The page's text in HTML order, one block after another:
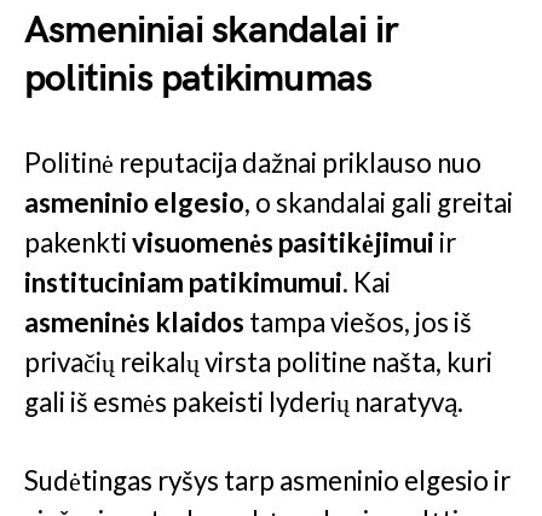
Asmeniniai skandalai ir
politinis patikimumas
Politinė reputacija dažnai priklauso nuo
asmeninio elgesio, o skandalai gali greitai
pakenktivisuomenės pasitikėjimui ir
instituciniam patikimumui. Kai
asmeninės klaidos tampa viešos, jos iš
privačių reikalų virsta politine našta, kuri
gali iš esmės pakeisti lyderių naratyvą.
Sudėtingas ryšys tarp asmeninio elgesio ir